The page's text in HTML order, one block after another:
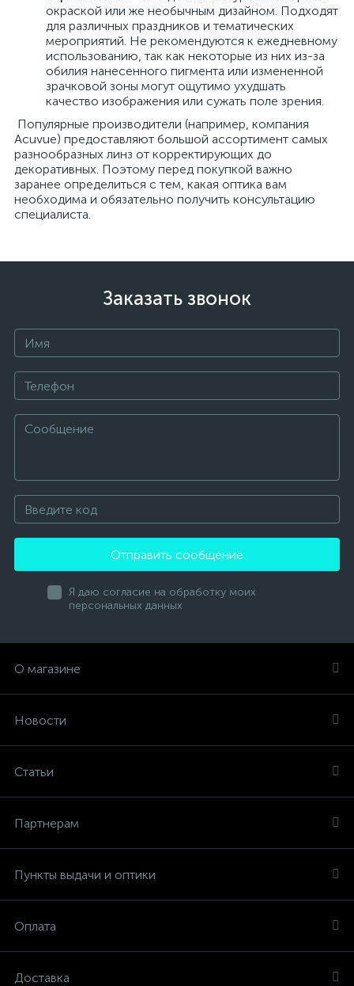
окраской или же необычным дизайном. Подходят
для различных праздников и тематических
мероприятий. Не рекомендуются к ежедневному
использованию, так как некоторые из них из-за
обилия нанесенного пигмента или измененной
зрачковой зоны могут ощутимо ухудшать
качество изображения или сужать поле зрения.
Популярные производители (например, компания
Acuvue) предоставляют большой ассортимент самых
разнообразных линз от корректирующих до
декоративных. Поэтому перед покупкой важно
заранее определиться с тем, какая оптика вам
необходима и обязательно получить консультацию
специалиста.
Заказать звонок
Отправить сообщение
Я даю согласие на обработку моих
персональных данных
О магазине
Новости
Статьи
Партнерам
Пункты выдачи и оптики
Оплата
Доставка